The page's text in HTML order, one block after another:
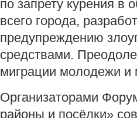
по запрету курения в
всего города,
предупреждению
средствами.
миграции молодежи
Организаторами
районы и посёлки»